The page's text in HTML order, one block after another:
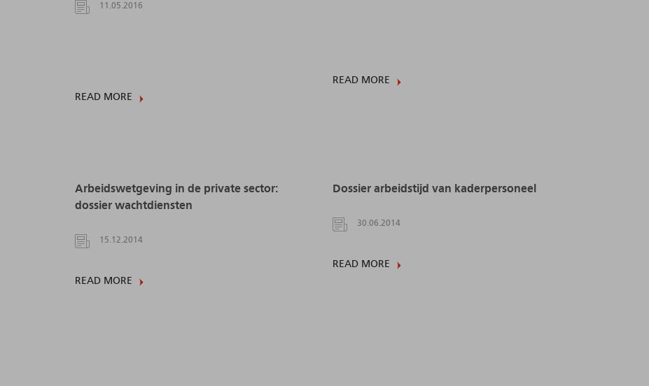
11.05.2016
READ MORE
READ MORE
Arbeidswetgeving in de private sector:
dossier wachtdiensten
15.12.2014
READ MORE
Dossier arbeidstijd van kaderpersoneel
30.06.2014
READ MORE